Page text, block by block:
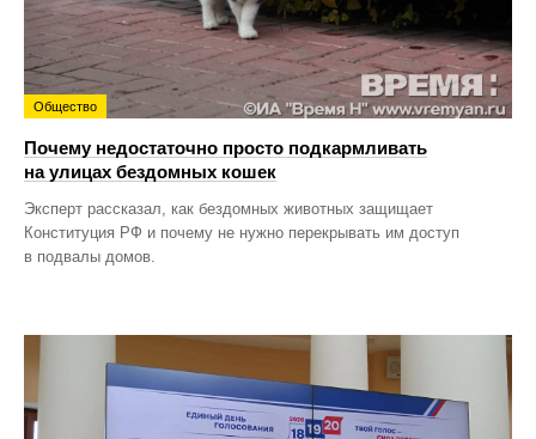
Общество
Почему недостаточно просто подкармливать
на улицах бездомных кошек
Эксперт рассказал, как бездомных животных защищает
Конституция РФ и почему не нужно перекрывать им доступ
в подвалы домов.